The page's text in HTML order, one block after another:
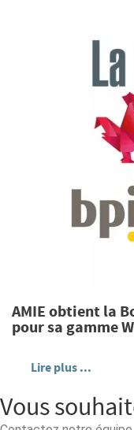
AMIE obtient la
pour sa gamme
Lire plus ...
Vous